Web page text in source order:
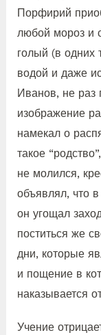
Порфирий
любой мороз и
голый (в одних
водой и даже
Иванов, не раз
изображение
намекал о
такое
не молился,
объявлял, что
он угощал
поститься же
дни, которые
и пощение в
наказывается
Учение